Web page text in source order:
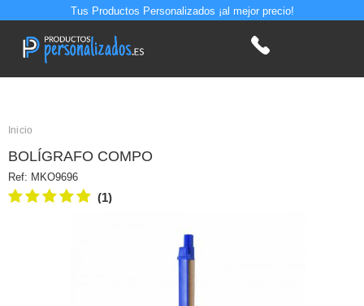
Tus Productos Personalizados ¡al mejor precio!
Inicio
BOLÍGRAFO COMPO
Ref: MKO9696
(1)